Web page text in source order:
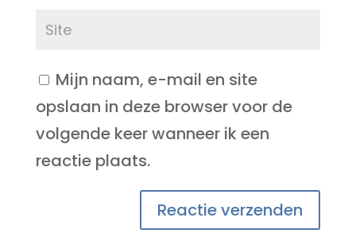
Mijn naam, e-mail en site
opslaan in deze browser voor de
volgende keer wanneer ik een
reactie plaats.